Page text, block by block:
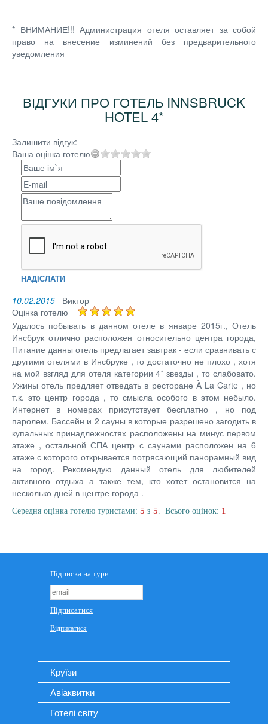
* ВНИМАНИЕ!!! Администрация отеля оставляет за собой
право на внесение изминений без предварительного
уведомления
ВІДГУКИ ПРО ГОТЕЛЬ INNSBRUCK
HOTEL 4*
Залишити відгук:
Ваша оцінка готелю
НАДІСЛАТИ
10.02.2015
Виктор
Оцінка готелю
Удалось побывать в данном отеле в январе 2015г., Отель
Инсбрук отлично расположен относительно центра города,
Питание данны отель предлагает завтрак - если сравнивать с
другими отелями в Инсбруке , то достаточно не плохо , хотя
на мой взгляд для отеля категории 4* звезды , то слабовато.
Ужины отель предляет отведать в ресторане À La Carte , но
т.к. это центр города , то смысла особого в этом небыло.
Интернет в номерах присутствует бесплатно , но под
паролем. Бассейн и 2 сауны в которые разрешено загодить в
купальных принадлежностях расположены на минус первом
этаже , остальной СПА центр с саунами расположен на 6
этаже с которого открывается потрясающий панорамный вид
на город. Рекомендую данный отель для любителей
активного отдыха а также тем, кто хотет остановится на
несколько дней в центре города .
Середня оцінка готелю туристами: 5 з 5 . Всього оцінок: 1
Круїзи
Авіаквитки
Готелі світу